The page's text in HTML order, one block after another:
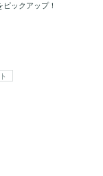
ックアップ！